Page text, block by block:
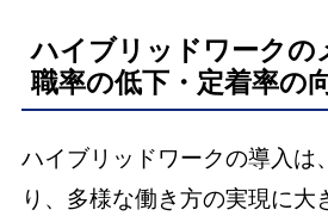
ハイブリッドワーク
職率の低下・定着率の
ハイブリッドワークの導入
り、多様な働き方の実現に大